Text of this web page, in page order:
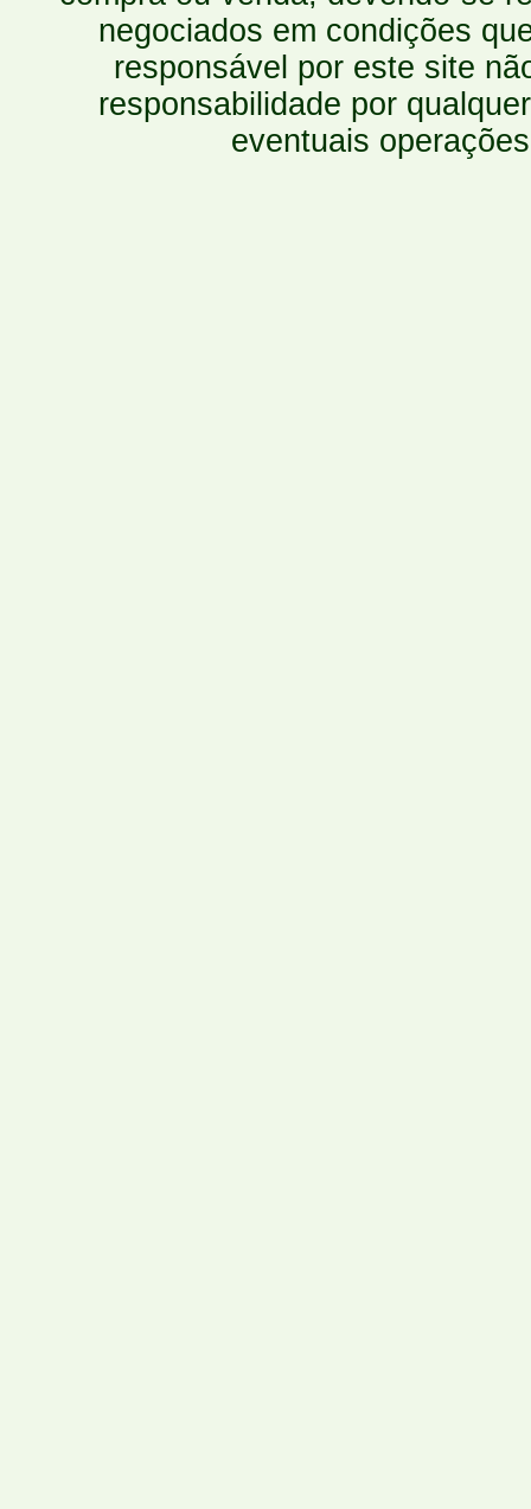
negociados em condições
responsável por este site
responsabilidade por
eventuais